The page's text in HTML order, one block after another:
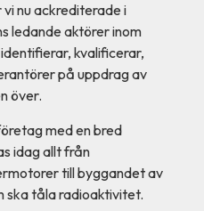
vi nu ackrediterade i
ledande aktörer inom
kvalificerar,
på uppdrag av
över.
med en bred
idag allt från
till byggandet av
ska tåla radioaktivitet.